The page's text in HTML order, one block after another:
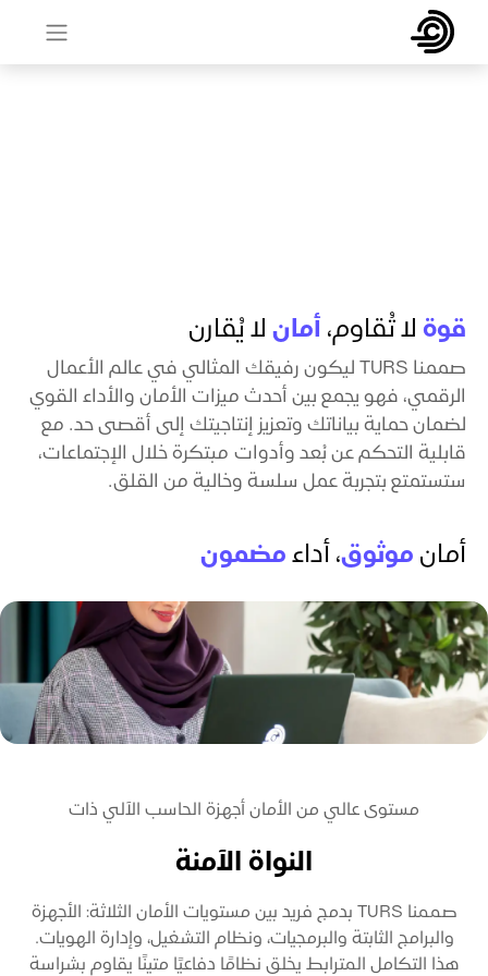
قوة لا تُقاوم،أمانلا يُقارن
صممنا TURS ليكون رفيقك المثالي في عالم الأعمال
الرقمي، فهو يجمع بين أحدث ميزات الأمان والأداء القوي
لضمان حماية بياناتك وتعزيز إنتاجيتك إلى أقصى حد. مع
قابلية التحكم عن بُعد وأدوات مبتكرة خلال الإجتماعات،
ستستمتع بتجربة عمل سلسة وخالية من القلق.
أمانموثوق، أداءمضمون
مستوى عالي من الأمان أجهزة الحاسب الآلي ذات
النواة الآمنة
صممنا TURS بدمج فريد بين مستويات الأمان الثلاثة: الأجهزة
والبرامج الثابتة والبرمجيات، ونظام التشغيل، وإدارة الهويات.
هذا التكامل المترابط يخلق نظامًا دفاعيًا متينًا يقاوم بشراسة